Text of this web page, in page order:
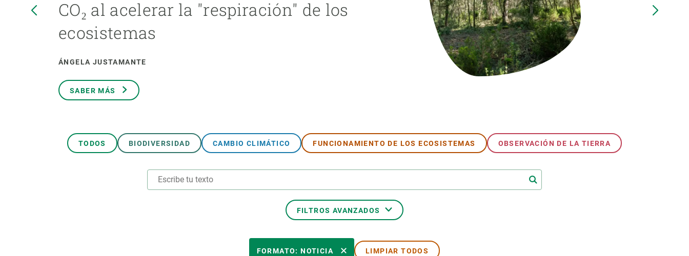
CO₂ al acelerar la "respiración" de los
ecosistemas
ÁNGELA JUSTAMANTE
SABER MÁS
TODOS BIODIVERSIDAD CAMBIO CLIMÁTICO FUNCIONAMIENTO DE LOS ECOSISTEMAS OBSERVACIÓN DE LA TIERRA
FILTROS AVANZADOS
TEMAS TRANSVERSALES
FORMATO: NOTICIA LIMPIAR TODOS
Marca y logotipos
Equidad, Diversidad e Inclusión (EDI)
Documentación
Observación de la Tierra
Temas transversales
Pide tu beca ERC
Programa de másteres y doctorado
Visitante o sabático
Un lugar donde crecer
Desarrollo de carrera
Eventos anteriores